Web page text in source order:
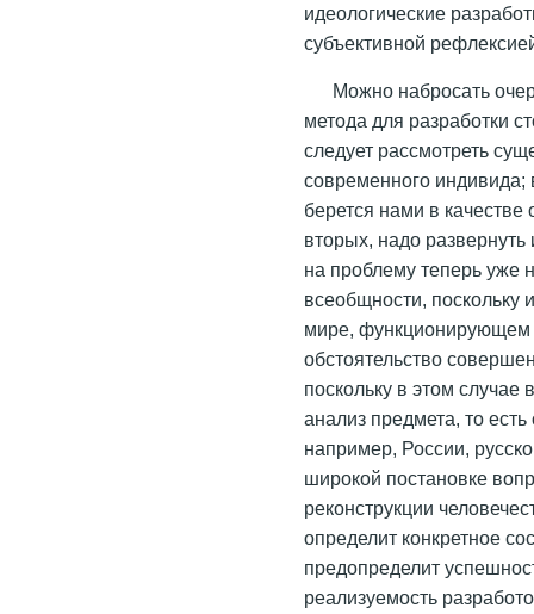
идеологические
субъективной
Можно набросать
метода для разработки
следует рассмотреть
современного
берется нами в
вторых, надо развернуть
на проблему теперь уже
всеобщности,
мире, функционирующем
обстоятельство
поскольку в этом случае
анализ предмета, то
например, России,
широкой постановке
реконструкции
определит конкретное
предопределит
реализуемость